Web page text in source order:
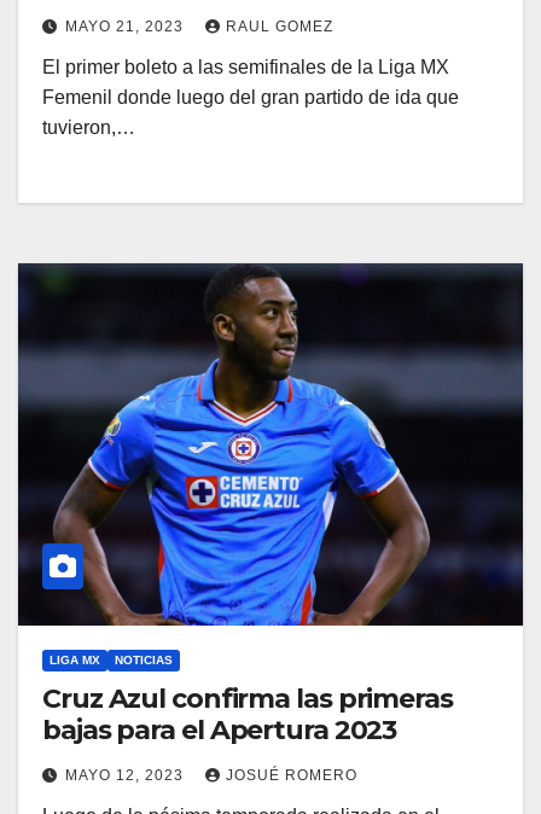
MAYO 21, 2023 RAUL GOMEZ
El primer boleto a las semifinales de la Liga MX
Femenil donde luego del gran partido de ida que
tuvieron,…
LIGA MX NOTICIAS
Cruz Azul confirma las primeras
bajas para el Apertura 2023
MAYO 12, 2023 JOSUÉ ROMERO